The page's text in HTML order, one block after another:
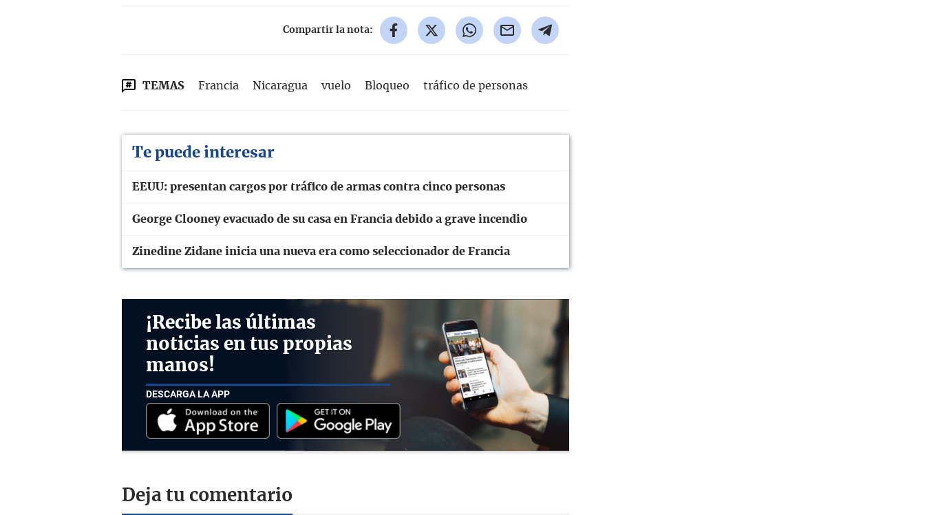
Compartir la nota:
TEMAS Francia Nicaragua vuelo Bloqueo tráfico de personas
Te puede interesar
EEUU: presentan cargos por tráfico de armas contra cinco personas
George Clooney evacuado de su casa en Francia debido a grave incendio
Zinedine Zidane inicia una nueva era como seleccionador de Francia
¡Recibe las últimas
noticias en tus propias
manos!
DESCARGA LA APP
Deja tu comentario